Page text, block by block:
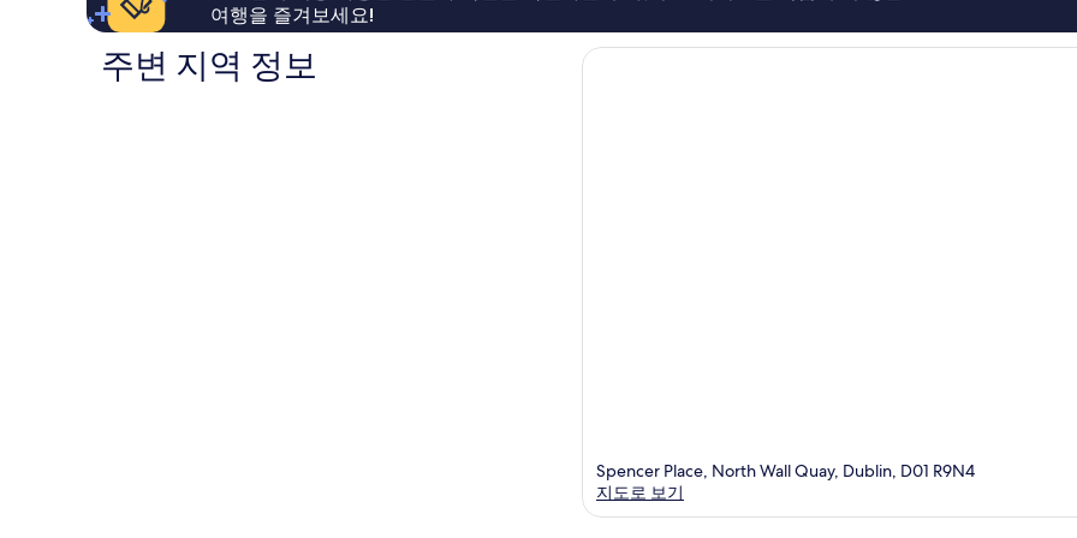
1,003
터
여행을 즐겨보세요!
주변 지역 정보
Spencer Place, North Wall Quay, Dublin, D01 R9N4
지도로 보기